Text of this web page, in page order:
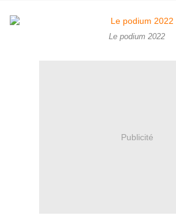
Le podium 2022
Publicité